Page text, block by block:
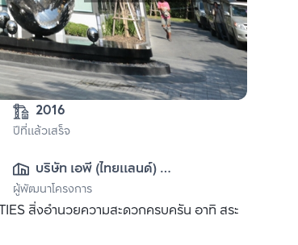
2016
ปีที่แล้วเสร็จ
บริษัท เอพี (ไทยแลนด์)
จำกัด(มหาชน)
ผู้พัฒนาโครงการ
สิ่งอำนวยความสะดวกครบครัน อาทิ สระ